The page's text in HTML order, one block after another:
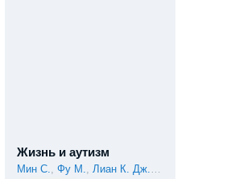
Жизнь и аутизм
Мин С. Фу М. Лиан К. Дж.